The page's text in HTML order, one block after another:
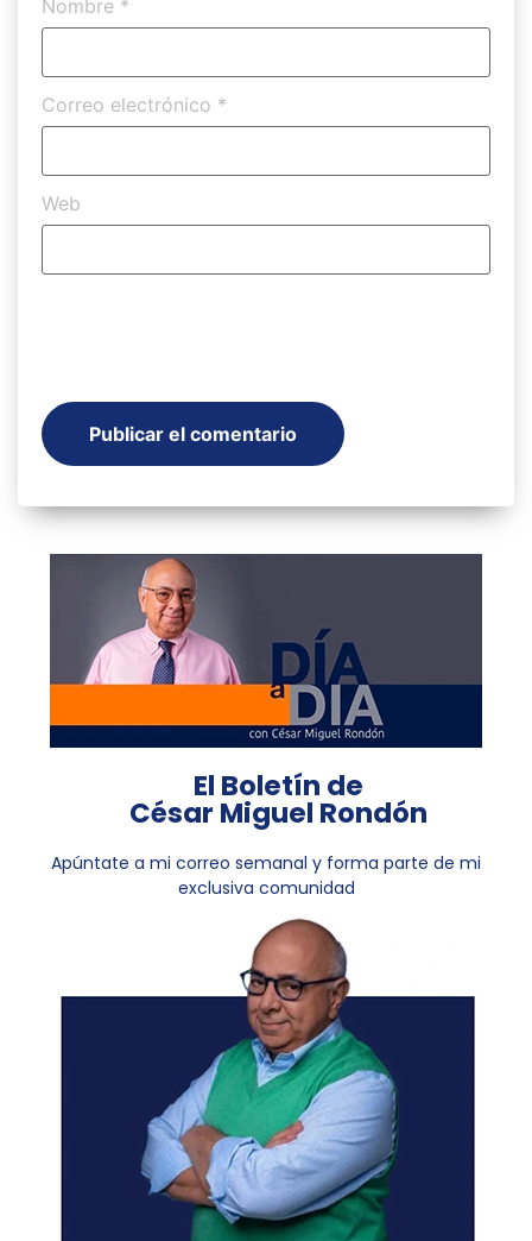
Nombre *
Correo electrónico *
Web
El Boletín de
César Miguel Rondón
Apúntate a mi correo semanal y forma parte de mi
exclusiva comunidad